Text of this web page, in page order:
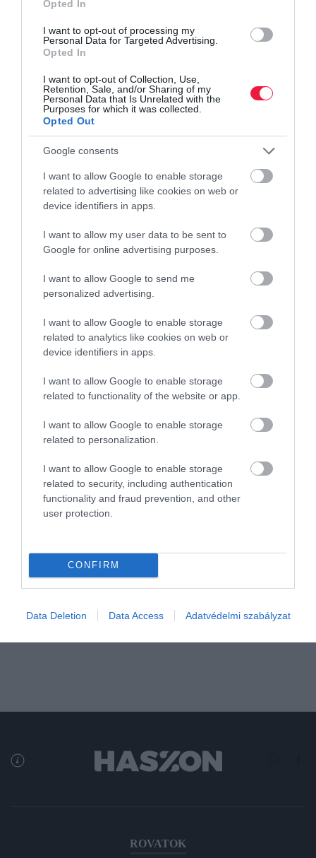
Opted In
I want to opt-out of processing my
Personal Data for Targeted Advertising.
Opted In
I want to opt-out of Collection, Use,
Retention, Sale, and/or Sharing of my
Personal Data that Is Unrelated with the
Purposes for which it was collected.
Opted Out
Google consents
I want to allow Google to enable storage
related to advertising like cookies on web or
device identifiers in apps.
I want to allow my user data to be sent to
Google for online advertising purposes.
I want to allow Google to send me
personalized advertising.
I want to allow Google to enable storage
related to analytics like cookies on web or
device identifiers in apps.
I want to allow Google to enable storage
related to functionality of the website or app.
I want to allow Google to enable storage
related to personalization.
I want to allow Google to enable storage
related to security, including authentication
functionality and fraud prevention, and other
user protection.
CONFIRM
Data Deletion Data Access Adatvédelmi szabályzat
Az Eurostat legújabb adatai szerint az Európai Unióban dolgozó
nők óránkénti bruttó bére 11,1 százalékkal alacsonyabb a
férfiakénál. Érzékeltetésképpen: ez éves szinten fejenként
csaknem 3900 eurós…
SZEMÉLYI KÖLCSÖN
Hány éves korig lehet személyi kölcsönt felvenni?
A bankok saját kockázatkezelési szabályzataikban szigorú
korlátokat szabnak meg, hogy milyen életkori maximumhoz kötik
rectangle
ROVATOK